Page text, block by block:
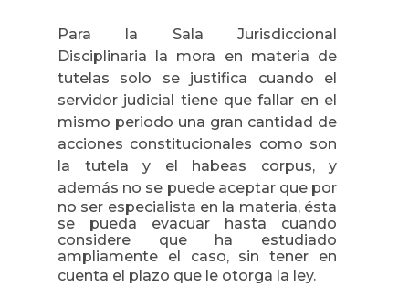
Para la Sala Jurisdiccional
Disciplinaria la mora en materia de
tutelas solo se justifica cuando el
servidor judicial tiene que fallar en el
mismo periodo una gran cantidad de
acciones constitucionales como son
la tutela y el habeas corpus, y
además no se puede aceptar que por
no ser especialista en la materia, ésta
se pueda evacuar hasta cuando
considere que ha estudiado
ampliamente el caso, sin tener en
cuenta el plazo que le otorga la ley.